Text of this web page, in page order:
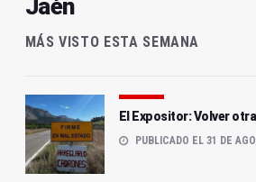
Jaén
MÁS VISTO ESTA SEMANA
El Expositor: Volver
PUBLICADO EL 31 DE